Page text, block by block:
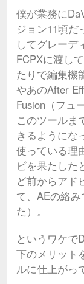
僕が業務に
ジョン11頃だ
してグレーデ
FCPXに渡し
たりで編集機
やあのAfter
Fusion（フュ
このツールま
きるようにな
使っている理
ビを果たした
ど前からアド
て、AEの絡
た）。
というワケで
下のメリット
ルに仕上がっ